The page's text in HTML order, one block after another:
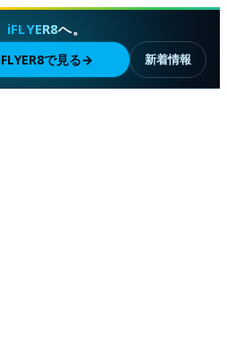
iFLYER8へ。
で見る→ 新着情報